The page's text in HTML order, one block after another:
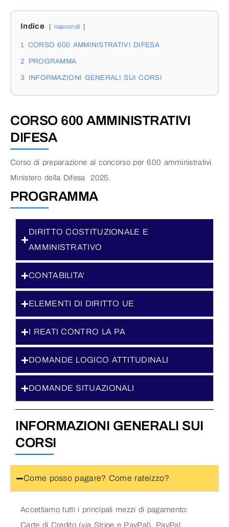
Indice nascondi
1 CORSO 600 AMMINISTRATIVI DIFESA
2 PROGRAMMA
3 INFORMAZIONI GENERALI SUI CORSI
CORSO 600 AMMINISTRATIVI
DIFESA
Corso di preparazione al concorso per 600 amministrativi
Ministero della Difesa 2025.
PROGRAMMA
DIRITTO COSTITUZIONALE E
AMMINISTRATIVO
CONTABILITA'
ELEMENTI DI DIRITTO UE
I REATI CONTRO LA PA
DOMANDE LOGICO ATTITUDINALI
DOMANDE SITUAZIONALI
INFORMAZIONI GENERALI SUI
CORSI
Come posso pagare? Come rateizzo?
Accettiamo tutti i principali mezzi di pagamento:
Carte di Credito (via Stripe e PayPal), PayPal,